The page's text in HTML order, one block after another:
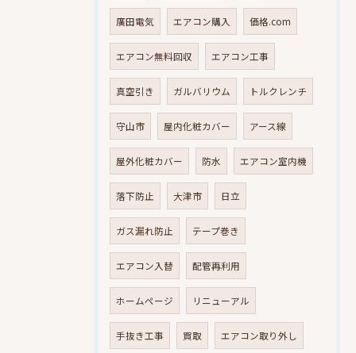
廣田電気 エアコン購入 価格.com
エアコン無料回収 エアコン工事
真空引き ガルバリウム トルクレンチ
守山市 屋内化粧カバー アース線
屋外化粧カバー 防水 エアコン室内機
落下防止 大津市 日立
ガス漏れ防止 テープ巻き
エアコン入替 配管再利用
ホームページ リニューアル
手抜き工事 買取 エアコン取り外し